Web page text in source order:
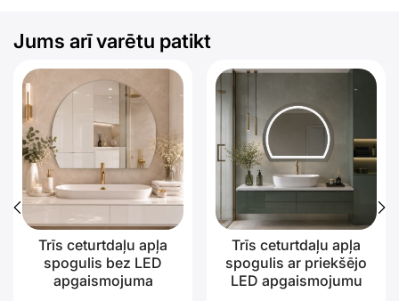
Jums arī varētu patikt
Trīs ceturtdaļu apļa
spogulis bez LED
apgaismojuma
Trīs ceturtdaļu apļa
spogulis ar priekšējo
LED apgaismojumu